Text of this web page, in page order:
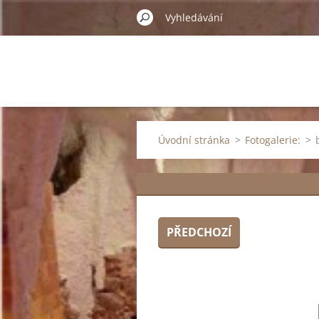
Úvodní stránka > Fotogalerie: >
PŘEDCHOZÍ